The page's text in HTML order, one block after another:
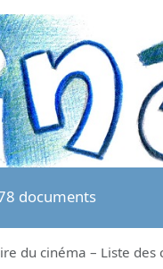
documents
du cinéma – Liste des